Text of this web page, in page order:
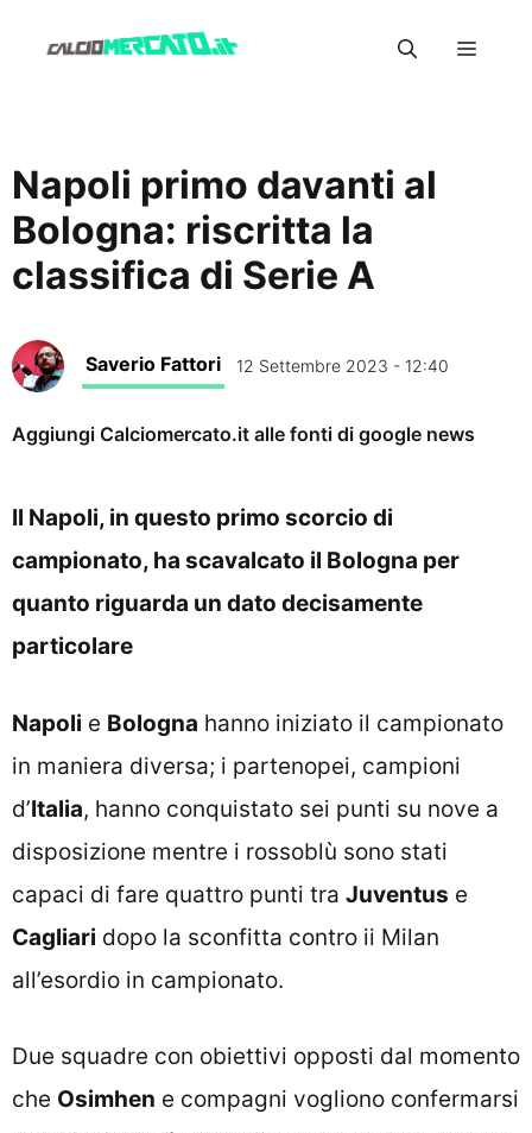
Menu
Napoli primo davanti al
Bologna: riscritta la
classifica di Serie A
Saverio Fattori 12 Settembre 2023 - 12:40
Aggiungi Calciomercato.it alle fonti di google news
Il Napoli, in questo primo scorcio di
campionato, ha scavalcato il Bologna per
quanto riguarda un dato decisamente
particolare
Napoli e Bologna hanno iniziato il campionato
in maniera diversa; i partenopei, campioni
d’Italia, hanno conquistato sei punti su nove a
disposizione mentre i rossoblù sono stati
capaci di fare quattro punti tra Juventus e
Cagliari dopo la sconfitta contro ii Milan
all’esordio in campionato.
Due squadre con obiettivi opposti dal momento
che Osimhen e compagni vogliono confermarsi